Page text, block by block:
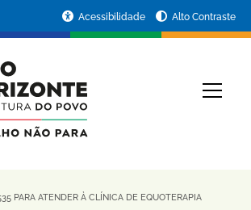
Acessibilidade Alto Contraste
PARA ATENDER À CLÍNICA DE EQUOTERAPIA